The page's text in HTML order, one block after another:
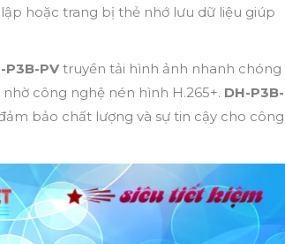
hoặc trang bị thẻ nhớ lưu dữ liệu giúp
P3B-PV truyền tải hình ảnh nhanh chóng
công nghệ nén hình H.265+. DH-P3B-
bảo chất lượng và sự tin cậy cho công